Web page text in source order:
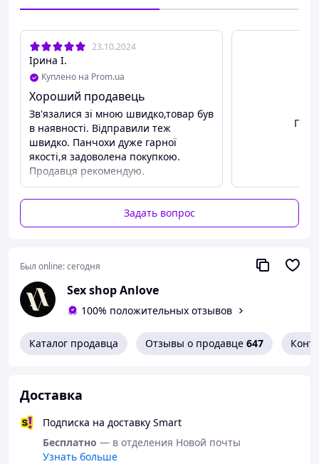
23.10.2024
Ірина І.
Куплено на Prom.ua
Хороший продавець
Зв'язалися зі мною швидко,товар був
в наявності. Відправили теж
швидко. Панчохи дуже гарної
якості,я задоволена покупкою.
Продавця рекомендую.
Задать вопрос
Был online:сегодня
Sex shop Anlove
100% положительных отзывов
Каталог продавца Отзывы о продавце 647
Доставка
Подписка на доставку Smart
Бесплатно — в отделения Новой почты
Узнать больше